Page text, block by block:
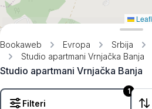
Bookaweb Evropa Srbija
Studio apartmani Vrnjačka Banja
Studio apartmani Vrnjačka Banja
Filteri
1